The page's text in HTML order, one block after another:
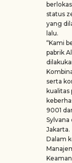
status
yang
lalu.
“Kami
pabrik
serta
9001
Sylvana
Jakarta.
Dalam